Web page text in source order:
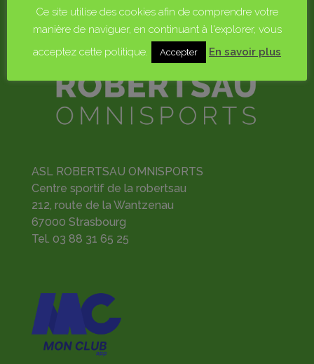
ASL ROBERTSAU OMNISPORTS
Centre sportif de la robertsau
212, route de la Wantzenau
67000 Strasbourg
Tel. 03 88 31 65 25
Ce site utilise des cookies afin de comprendre votre
manière de naviguer, en continuant à l'explorer, vous
acceptez cette politique.
Accepter En savoir plus